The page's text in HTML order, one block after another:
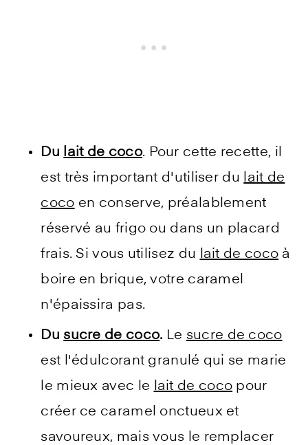
Du lait de coco. Pour cette recette, il
est très important d'utiliser du lait de
coco en conserve, préalablement
réservé au frigo ou dans un placard
frais. Si vous utilisez du lait de coco à
boire en brique, votre caramel
n'épaissira pas.
Dusucre de coco. Le sucre de coco
est l'édulcorant granulé qui se marie
le mieux avec le lait de coco pour
créer ce caramel onctueux et
savoureux, mais vous le remplacer